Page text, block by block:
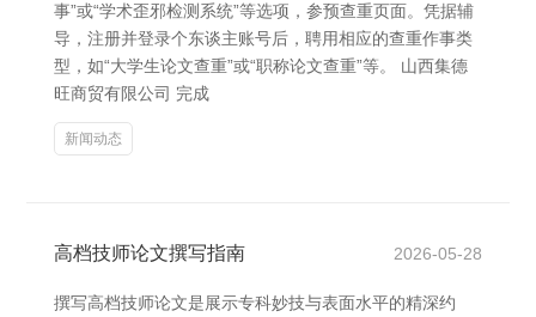
事”或“学术歪邪检测系统”等选项，参预查重页面。凭据辅
导，注册并登录个东谈主账号后，聘用相应的查重作事类
型，如“大学生论文查重”或“职称论文查重”等。 山西集德
旺商贸有限公司 完成
新闻动态
高档技师论文撰写指南 2026-05-28
撰写高档技师论文是展示专科妙技与表面水平的精深约